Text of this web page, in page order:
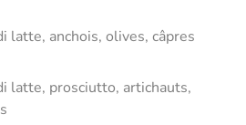
latte, anchois, olives, câpres
latte, prosciutto, artichauts,